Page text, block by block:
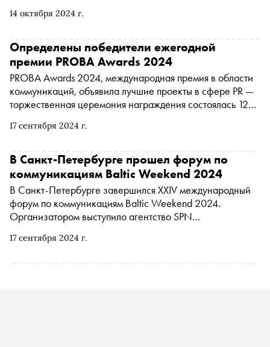
14 октября 2024 г.
аудиторией, что нельзя и что нужно доверять ИИ в
общения с зумерами — одна из приоритетных задач для
бизнеса и где для бизнесмена заканчиваются границы
искренности со своей аудиторией
17 сентября 2024 г.
Определены победители ежегодной
премии PROBA Awards 2024
PROBA Awards 2024, международная премия в области
коммуникаций, объявила лучшие проекты в сфере PR —
торжественная церемония награждения состоялась 12
Weekend 2024
17 сентября 2024 г.
В Санкт-Петербурге прошел форум по
коммуникациям Baltic Weekend 2024
В Санкт-Петербурге завершился XXIV международный
форум по коммуникациям Baltic Weekend 2024.
Организатором выступило агентство SPN
несколько дней в «Гранд Отель Европа» собрались